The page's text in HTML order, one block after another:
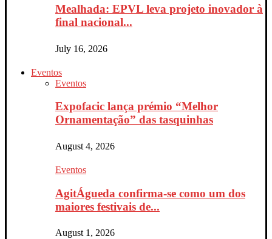
Mealhada: EPVL leva projeto inovador à
final nacional...
July 16, 2026
Eventos
Eventos
Expofacic lança prémio “Melhor
Ornamentação” das tasquinhas
August 4, 2026
Eventos
AgitÁgueda confirma-se como um dos
maiores festivais de...
August 1, 2026